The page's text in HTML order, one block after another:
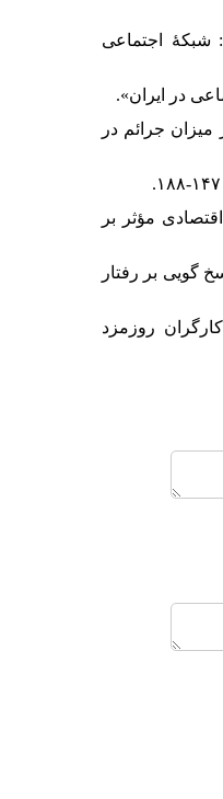
مطالعه: شبکۀ اجتماعی
بر ميزان جرائم در
عوامل سیاست‌های اقتصادی مؤثر بر
پاسخ‏ گویی بر رفتار
کارگران روزمزد